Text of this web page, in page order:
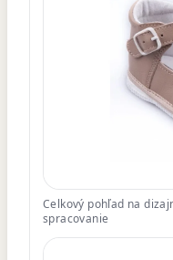
Celkový pohľad na
spracovanie